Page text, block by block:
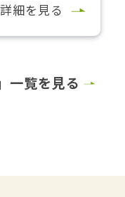
詳細を見る
一覧を見る